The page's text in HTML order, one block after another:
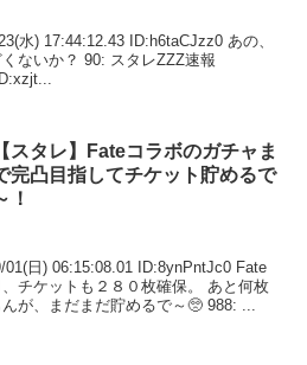
水) 17:44:12.43 ID:h6taCJzz0 あの、
ないか？ 90: スタレZZZ速報
【スタレ】Fateコラボのガチャま
完凸目指してチケット貯めるで
！
日) 06:15:08.01 ID:8ynPntJc0 Fate
チケットも２８０枚確保。 あと何枚
が、まだまだ貯めるで～🥺 988: ...